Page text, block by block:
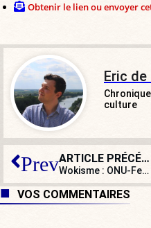
Obtenir le lien ou envoyer
Eric
culture
Prev ARTICLE PRÉCÉDENT
Wokisme : ONU-Femmes passe le langage à la moulinette de l’égalité et de l’inclusivité
VOS COMMENTAIRES